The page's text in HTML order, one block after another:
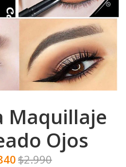
Maquillaje
Ojos
$2.990